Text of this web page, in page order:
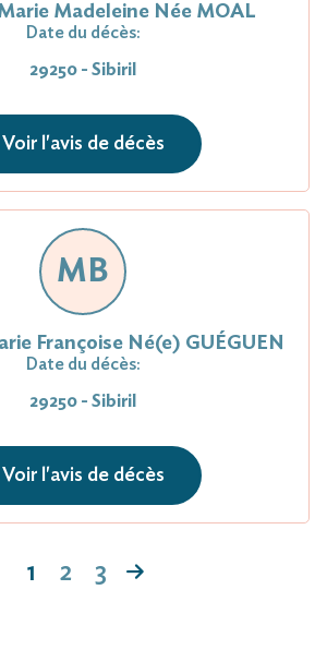
Madeleine Née MOAL
Date du décès:
29250 - Sibiril
Voir l'avis de décès
MB
Françoise Né(e) GUÉGUEN
Date du décès:
29250 - Sibiril
Voir l'avis de décès
1 2 3